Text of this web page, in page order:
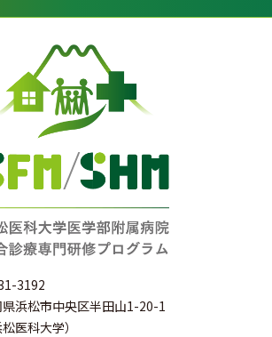
3192
浜松市中央区半田山1-20-1
松医科大学）